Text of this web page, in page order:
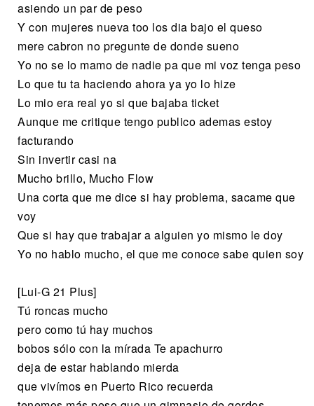
asiendo un par de peso
Y con mujeres nueva too los dia bajo el queso
mere cabron no pregunte de donde sueno
Yo no se lo mamo de nadie pa que mi voz tenga peso
Lo que tu ta haciendo ahora ya yo lo hize
Lo mio era real yo si que bajaba ticket
Aunque me critique tengo publico ademas estoy
facturando
Sin invertir casi na
Mucho brillo, Mucho Flow
Una corta que me dice si hay problema, sacame que
voy
Que si hay que trabajar a alguien yo mismo le doy
Yo no hablo mucho, el que me conoce sabe quien soy
[Lui-G 21 Plus]
Tú roncas mucho
pero como tú hay muchos
bobos sólo con la mírada Te apachurro
deja de estar hablando mierda
que vivímos en Puerto Rico recuerda